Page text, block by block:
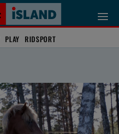
PLAY RIDSPORT